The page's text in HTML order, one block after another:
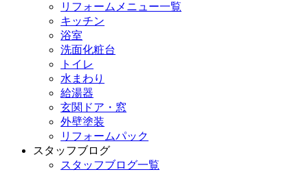
リフォームメニュー一覧
キッチン
浴室
洗面化粧台
トイレ
水まわり
給湯器
玄関ドア・窓
外壁塗装
リフォームパック
スタッフブログ
スタッフブログ一覧